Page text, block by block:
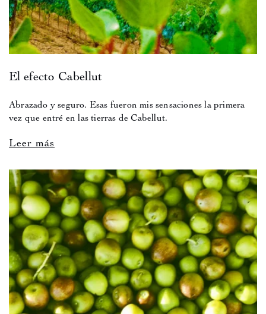
El efecto Cabellut
Abrazado y seguro. Esas fueron mis sensaciones la primera
vez que entré en las tierras de Cabellut.
Leer más